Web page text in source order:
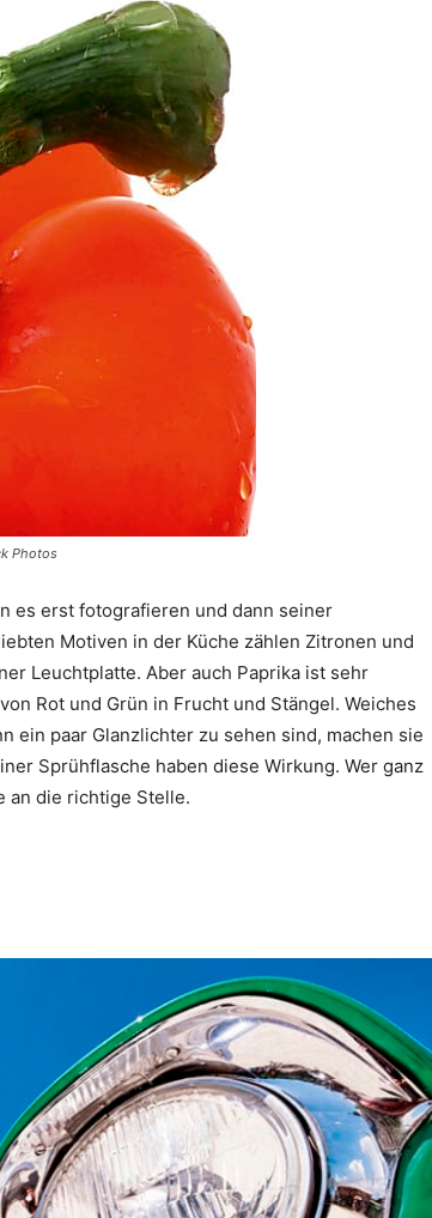
Photos
es erst fotografieren und dann seiner
Motiven in der Küche zählen Zitronen und
Leuchtplatte. Aber auch Paprika ist sehr
Rot und Grün in Frucht und Stängel. Weiches
ein paar Glanzlichter zu sehen sind, machen sie
Sprühflasche haben diese Wirkung. Wer ganz
an die richtige Stelle.